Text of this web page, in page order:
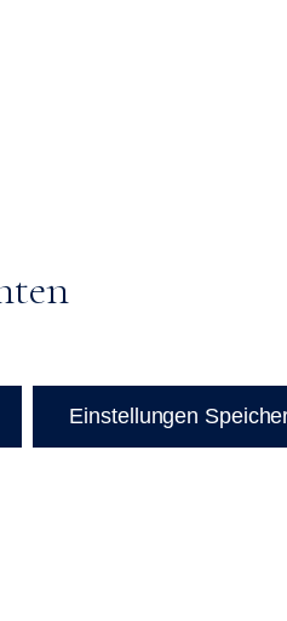
Einstellungen